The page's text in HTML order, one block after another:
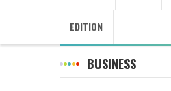
EDITION
BUSINESS